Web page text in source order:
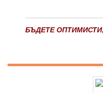
БЪДЕТЕ